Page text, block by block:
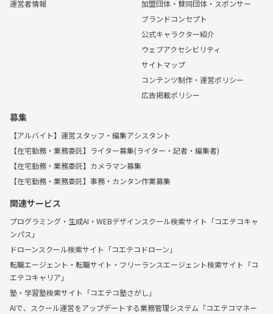
運営者情報
加盟団体・賛同団体・スポンサー
ブランドコンセプト
公式キャラクター紹介
ウェブアクセシビリティ
サイトマップ
コンテンツ制作・運営ポリシー
広告掲載ポリシー
募集
【アルバイト】運営スタッフ・編集アシスタント
【在宅勤務・業務委託】ライター募集(ライター・記者・編集者)
【在宅勤務・業務委託】カメラマン募集
【在宅勤務・業務委託】事務・カンタン作業募集
関連サービス
プログラミング・生成AI・WEBデザインスクール検索サイト「コエテコキャ
ンパス」
ドローンスクール検索サイト「コエテコドローン」
転職エージェント・転職サイト・フリーランスエージェント検索サイト「コ
エテコキャリア」
塾・学習塾検索サイト「コエテコ塾さがし」
AIで、スクール運営をアップデートする業務管理システム「コエテコマネー